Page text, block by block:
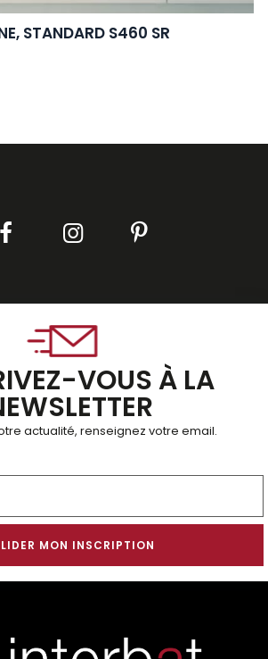
STANDARD S460 SR
VOUS À LA
actualité, renseignez votre email.